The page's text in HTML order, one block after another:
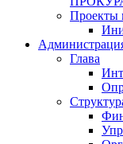
Проекты
Глава